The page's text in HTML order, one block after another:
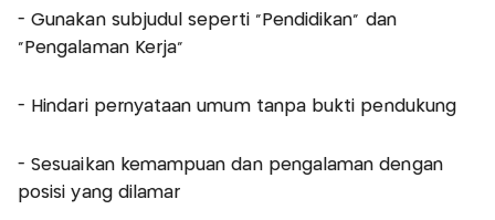
- Gunakan subjudul seperti “Pendidikan” dan
“Pengalaman Kerja”
- Hindari pernyataan umum tanpa bukti pendukung
- Sesuaikan kemampuan dan pengalaman dengan
posisi yang dilamar